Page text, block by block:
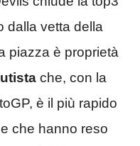
dalla vetta della
piazza è proprietà
che, con la
è il più rapido
che hanno reso